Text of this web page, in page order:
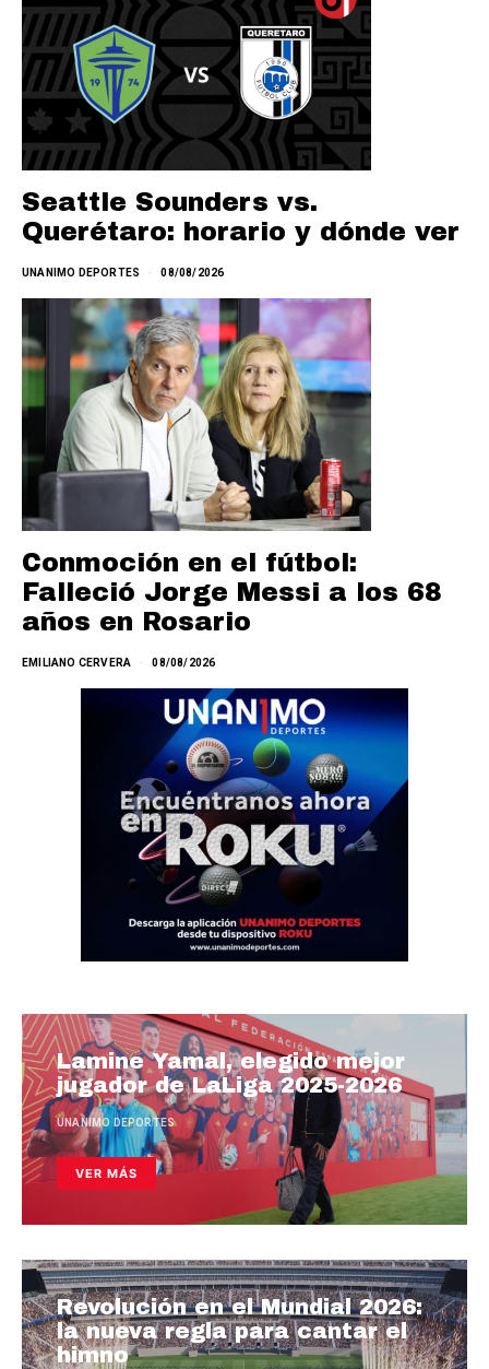
Seattle Sounders vs.
Querétaro: horario y dónde ver
UNANIMO DEPORTES 08/08/2026
Conmoción en el fútbol:
Falleció Jorge Messi a los 68
años en Rosario
EMILIANO CERVERA 08/08/2026
Lamine Yamal, elegido mejor
jugador de LaLiga 2025-2026
UNANIMO DEPORTES
VER MÁS
Revolución en el Mundial 2026:
la nueva regla para cantar el
himno